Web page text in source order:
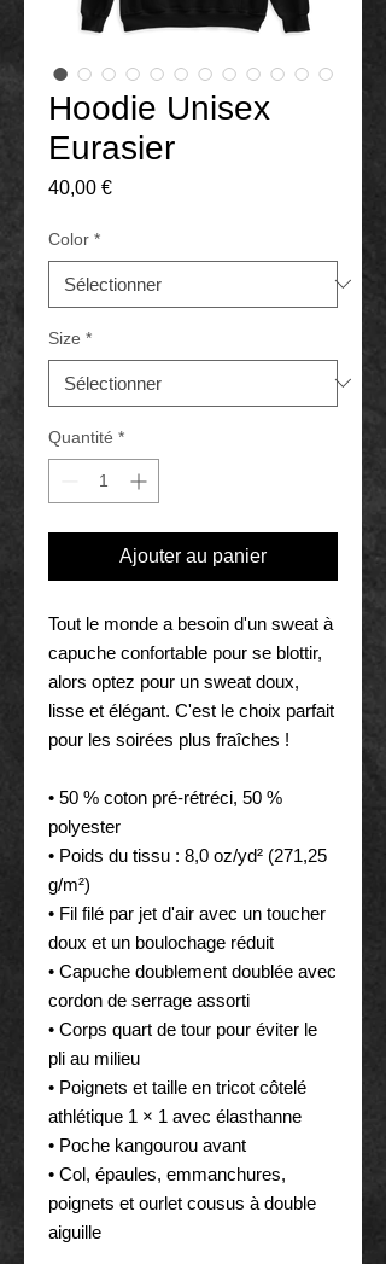
Hoodie Unisex
Eurasier
40,00 €Prix
Color *
Size *
Quantité *
Ajouter au panier
Tout le monde a besoin d'un sweat à
capuche confortable pour se blottir,
alors optez pour un sweat doux,
lisse et élégant. C'est le choix parfait
pour les soirées plus fraîches !
• 50 % coton pré-rétréci, 50 %
polyester
• Poids du tissu : 8,0 oz/yd² (271,25
g/m²)
• Fil filé par jet d'air avec un toucher
doux et un boulochage réduit
• Capuche doublement doublée avec
cordon de serrage assorti
• Corps quart de tour pour éviter le
pli au milieu
• Poignets et taille en tricot côtelé
athlétique 1 × 1 avec élasthanne
• Poche kangourou avant
• Col, épaules, emmanchures,
poignets et ourlet cousus à double
aiguille